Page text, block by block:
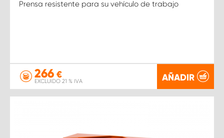
Prensa resistente para su vehículo de trabajo
266 €
EXCLUIDO 21 % IVA AÑADIR